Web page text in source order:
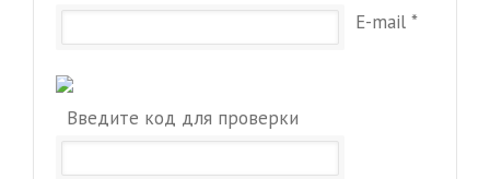
E-mail *
Введите код для проверки